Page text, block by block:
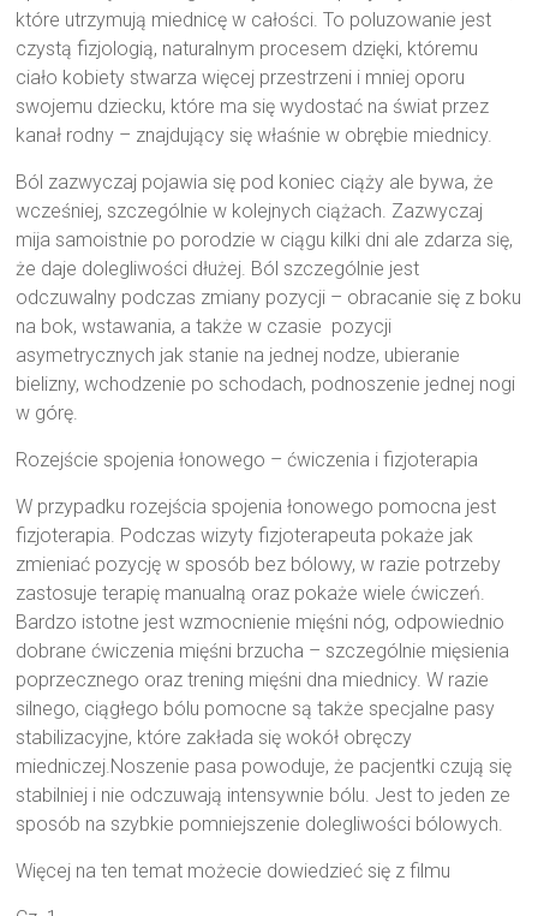
które utrzymują miednicę w całości. To poluzowanie jest
czystą fizjologią, naturalnym procesem dzięki, któremu
ciało kobiety stwarza więcej przestrzeni i mniej oporu
swojemu dziecku, które ma się wydostać na świat przez
kanał rodny – znajdujący się właśnie w obrębie miednicy.
Ból zazwyczaj pojawia się pod koniec ciąży ale bywa, że
wcześniej, szczególnie w kolejnych ciążach. Zazwyczaj
mija samoistnie po porodzie w ciągu kilki dni ale zdarza się,
że daje dolegliwości dłużej. Ból szczególnie jest
odczuwalny podczas zmiany pozycji – obracanie się z boku
na bok, wstawania, a także w czasie pozycji
asymetrycznych jak stanie na jednej nodze, ubieranie
bielizny, wchodzenie po schodach, podnoszenie jednej nogi
w górę.
Rozejście spojenia łonowego – ćwiczenia i fizjoterapia
W przypadku rozejścia spojenia łonowego pomocna jest
fizjoterapia. Podczas wizyty fizjoterapeuta pokaże jak
zmieniać pozycję w sposób bez bólowy, w razie potrzeby
zastosuje terapię manualną oraz pokaże wiele ćwiczeń.
Bardzo istotne jest wzmocnienie mięśni nóg, odpowiednio
dobrane ćwiczenia mięśni brzucha – szczególnie mięsienia
poprzecznego oraz trening mięśni dna miednicy. W razie
silnego, ciągłego bólu pomocne są także specjalne pasy
stabilizacyjne, które zakłada się wokół obręczy
miedniczej.Noszenie pasa powoduje, że pacjentki czują się
stabilniej i nie odczuwają intensywnie bólu. Jest to jeden ze
sposób na szybkie pomniejszenie dolegliwości bólowych.
Więcej na ten temat możecie dowiedzieć się z filmu